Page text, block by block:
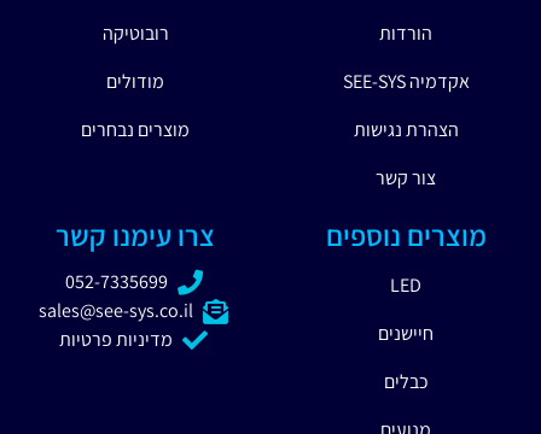
הורדות
אקדמיה SEE-SYS
הצהרת נגישות
צור קשר
רובוטיקה
מודולים
מוצרים נבחרים
מוצרים נוספים
LED
חיישנים
כבלים
צרו עימנו קשר
052-7335699
sales@see-sys.co.il
מדיניות פרטיות